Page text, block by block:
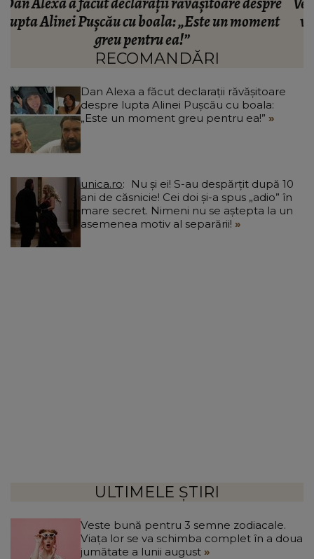
va schimba complet în a doua jumătate a lunii
august
RECOMANDĂRI
Dan Alexa a făcut declarații răvășitoare
despre lupta Alinei Pușcău cu boala:
„Este un moment greu pentru ea!”
unica.ro
ani de căsnicie! Cei doi și-a spus „adio” în
mare secret. Nimeni nu se aștepta la un
asemenea motiv al separării!
ULTIMELE ȘTIRI
Veste bună pentru 3 semne zodiacale.
Viața lor se va schimba complet în a doua
jumătate a lunii august